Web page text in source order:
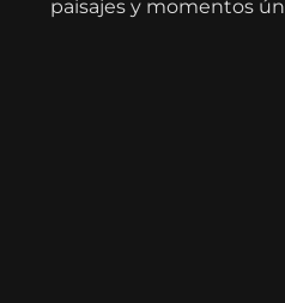
paisajes y momentos